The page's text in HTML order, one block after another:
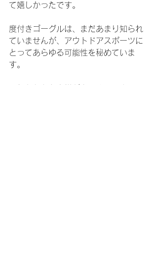
て嬉しかったです。
度付きゴーグルは、まだあまり知られ
ていませんが、アウトドアスポーツに
とってあらゆる可能性を秘めていま
す。